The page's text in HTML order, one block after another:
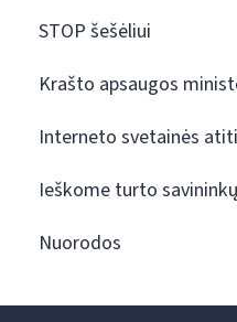
STOP šešėliui
Krašto apsaugos
Interneto svetainės
Ieškome turto savininkų
Nuorodos